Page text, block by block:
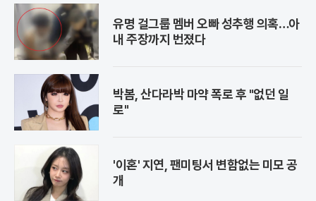
유명 걸그룹 멤버 오빠 성추행 의혹…아
내 주장까지 번졌다
박봄, 산다라박 마약 폭로 후 "없던 일
로"
'이혼' 지연, 팬미팅서 변함없는 미모 공
개